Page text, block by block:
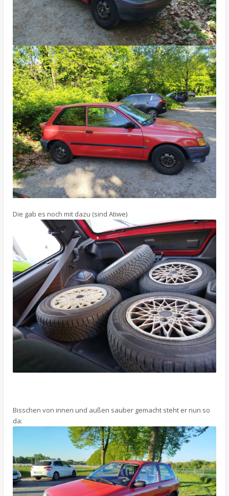
Die gab es noch mit dazu (sind Atiwe)
Bisschen von innen und außen sauber gemacht steht er nun so
da: